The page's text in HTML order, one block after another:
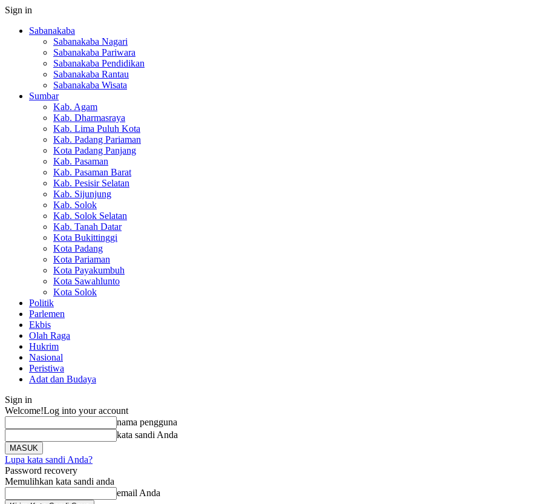
Sign in
Sabanakaba
Sabanakaba Nagari
Sabanakaba Pariwara
Sabanakaba Pendidikan
Sabanakaba Rantau
Sabanakaba Wisata
Sumbar
Kab. Agam
Kab. Dharmasraya
Kab. Lima Puluh Kota
Kab. Padang Pariaman
Kota Padang Panjang
Kab. Pasaman
Kab. Pasaman Barat
Kab. Pesisir Selatan
Kab. Sijunjung
Kab. Solok
Kab. Solok Selatan
Kab. Tanah Datar
Kota Bukittinggi
Kota Padang
Kota Pariaman
Kota Payakumbuh
Kota Sawahlunto
Kota Solok
Politik
Parlemen
Ekbis
Olah Raga
Hukrim
Nasional
Peristiwa
Adat dan Budaya
Sign in
Welcome!Log into your account
nama pengguna
kata sandi Anda
Lupa kata sandi Anda?
Password recovery
Memulihkan kata sandi anda
email Anda